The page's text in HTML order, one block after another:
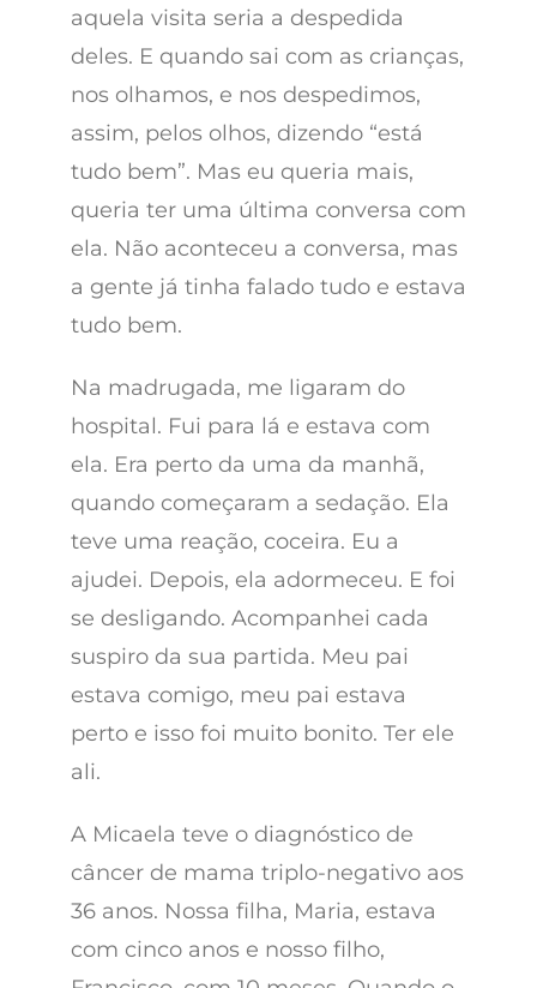
aquela visita seria a despedida
deles. E quando sai com as crianças,
nos olhamos, e nos despedimos,
assim, pelos olhos, dizendo “está
tudo bem”. Mas eu queria mais,
queria ter uma última conversa com
ela. Não aconteceu a conversa, mas
a gente já tinha falado tudo e estava
tudo bem.
Na madrugada, me ligaram do
hospital. Fui para lá e estava com
ela. Era perto da uma da manhã,
quando começaram a sedação. Ela
teve uma reação, coceira. Eu a
ajudei. Depois, ela adormeceu. E foi
se desligando. Acompanhei cada
suspiro da sua partida. Meu pai
estava comigo, meu pai estava
perto e isso foi muito bonito. Ter ele
ali.
A Micaela teve o diagnóstico de
câncer de mama triplo-negativo aos
36 anos. Nossa filha, Maria, estava
com cinco anos e nosso filho,